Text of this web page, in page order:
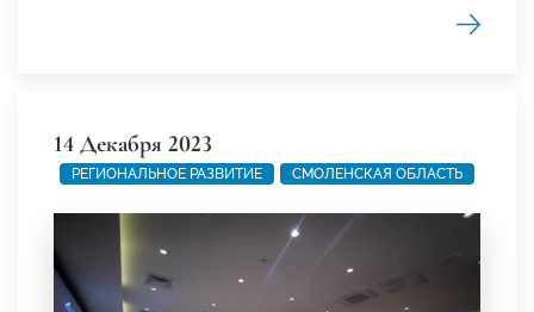
14 Декабря 2023
РЕГИОНАЛЬНОЕ РАЗВИТИЕ СМОЛЕНСКАЯ ОБЛАСТЬ